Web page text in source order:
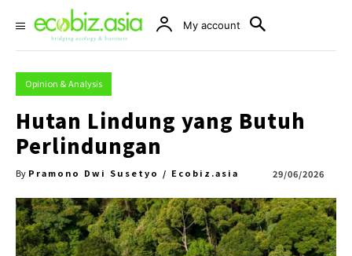
My account
Opinion & Analysis
Hutan Lindung yang Butuh
Perlindungan
By Pramono Dwi Susetyo / Ecobiz.asia 29/06/2026